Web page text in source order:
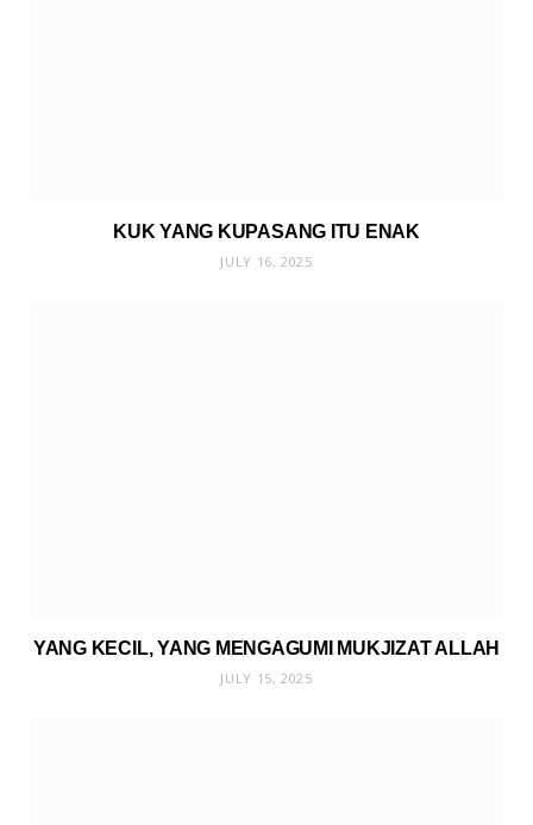
KUK YANG KUPASANG ITU ENAK
JULY 16, 2025
YANG KECIL, YANG MENGAGUMI MUKJIZAT ALLAH
JULY 15, 2025